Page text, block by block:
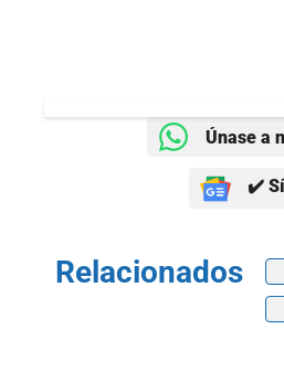
Únase a
✔️
Relacionados